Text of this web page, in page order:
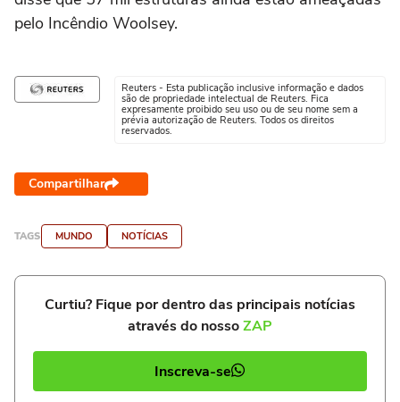
pelo Incêndio Woolsey.
Reuters - Esta publicação inclusive informação e dados
são de propriedade intelectual de Reuters. Fica
expresamente proibido seu uso ou de seu nome sem a
prévia autorização de Reuters. Todos os direitos
reservados.
Compartilhar
TAGS MUNDO NOTÍCIAS
Curtiu? Fique por dentro das principais notícias
através do nossoZAP
Inscreva-se